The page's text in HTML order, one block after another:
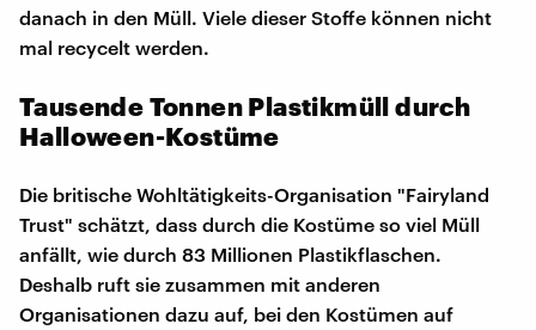
danach in den Müll. Viele dieser Stoffe können nicht
mal recycelt werden.
Tausende Tonnen Plastikmüll durch
Halloween-Kostüme
Die britische Wohltätigkeits-Organisation "Fairyland
Trust" schätzt, dass durch die Kostüme so viel Müll
anfällt, wie durch 83 Millionen Plastikflaschen.
Deshalb ruft sie zusammen mit anderen
Organisationen dazu auf, bei den Kostümen auf